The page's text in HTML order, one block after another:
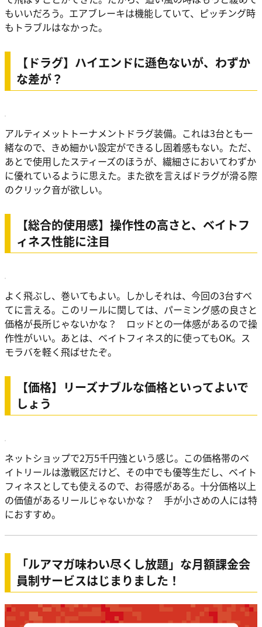
もいいだろう。エアブレーキは機能していて、ピッチング時
もトラブルはなかった。
【ドラグ】ハイエンドに遜色ないが、わずか
な差が？
アルティメットトーナメントドラグ装備。これは3台とも一
緒なので、きめ細かい設定ができるし固着感もない。ただ、
あとで使用したスティーズのほうが、繊細さにおいてわずか
に優れているように思えた。また欲を言えばドラグが滑る際
のクリック音が欲しい。
【総合的使用感】操作性の高さと、ベイトフ
ィネス性能に注目
よく飛ぶし、巻いてもよい。しかしそれは、今回の3台すべ
てに言える。このリールに関しては、パーミング感の良さと
価格が長所じゃないかな？ ロッドとの一体感があるので操
作性がいい。あとは、ベイトフィネス的に使ってもOK。ス
モラバを軽く飛ばせたぞ。
【価格】リーズナブルな価格といってよいで
しょう
ネットショップで2万5千円強という感じ。この価格帯のベ
イトリールは激戦区だけど、その中でも優等生だし、ベイト
フィネスとしても使えるので、お得感がある。十分価格以上
の価値があるリールじゃないかな？ 手が小さめの人には特
におすすめ。
「ルアマガ味わい尽くし放題」な月額課金会
員制サービスはじまりました！